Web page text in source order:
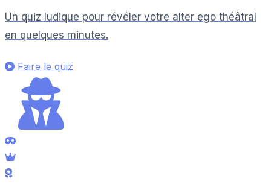
Un quiz ludique pour révéler votre alter ego théâtral
en quelques minutes.
Faire le quiz